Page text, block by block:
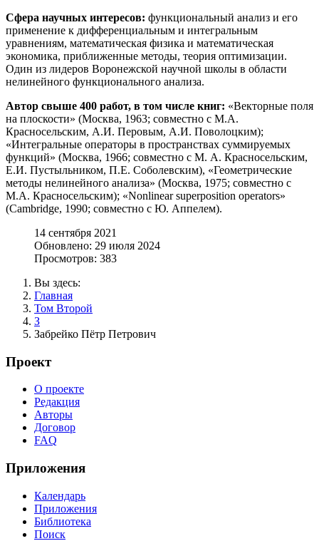
Сфера научных интересов: функциональный анализ и его
применение к дифференциальным и интегральным
уравнениям, математическая физика и математическая
экономика, приближенные методы, теория оптимизации.
Один из лидеров Воронежской научной школы в области
нелинейного функционального анализа.
Автор свыше 400 работ, в том числе книг: «Векторные поля
на плоскости» (Москва, 1963; совместно с М.А.
Красносельским, А.И. Перовым, А.И. Поволоцким);
«Интегральные операторы в пространствах суммируемых
функций» (Москва, 1966; совместно с М. А. Красносельским,
Е.И. Пустыльником, П.Е. Соболевским), «Геометрические
методы нелинейного анализа» (Москва, 1975; совместно с
М.А. Красносельским); «Nonlinear superposition operators»
(Cambridge, 1990; совместно с Ю. Аппелем).
14 сентября 2021
Обновлено: 29 июля 2024
Просмотров: 383
Вы здесь:
Главная
Том Второй
З
Забрейко Пётр Петрович
Проект
О проекте
Редакция
Авторы
Договор
FAQ
Приложения
Календарь
Приложения
Библиотека
Поиск